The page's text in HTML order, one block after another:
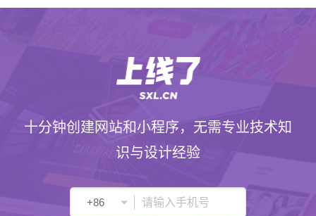
十分钟创建网站和小程序，无需专业技术知
识与设计经验